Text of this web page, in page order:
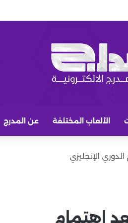
مكانه الأساسي بعد صفقات برشلونة؟
الألعاب المختلفة عن المدرج
الإنجليزي
اهتمام